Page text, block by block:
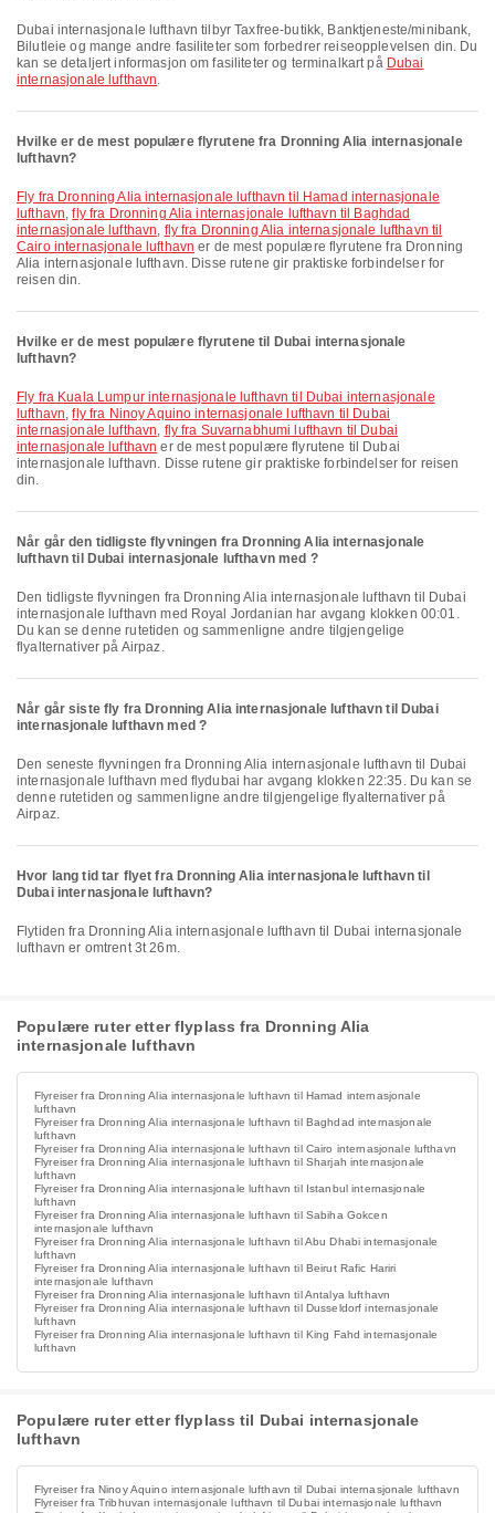
Dubai internasjonale lufthavn tilbyr Taxfree-butikk, Banktjeneste/minibank,
Bilutleie og mange andre fasiliteter som forbedrer reiseopplevelsen din. Du
kan se detaljert informasjon om fasiliteter og terminalkart på Dubai
internasjonale lufthavn.
Hvilke er de mest populære flyrutene fra Dronning Alia internasjonale
lufthavn?
fly fra Dronning Alia internasjonale lufthavn til Hamad internasjonale
lufthavn,fly fra Dronning Alia internasjonale lufthavn til Baghdad
internasjonale lufthavn, fly fra Dronning Alia internasjonale lufthavn til
Cairo internasjonale lufthavn er de mest populære flyrutene fra Dronning
Alia internasjonale lufthavn. Disse rutene gir praktiske forbindelser for
reisen din.
Hvilke er de mest populære flyrutene til Dubai internasjonale
lufthavn?
fly fra Kuala Lumpur internasjonale lufthavn til Dubai internasjonale
lufthavn,fly fra Ninoy Aquino internasjonale lufthavn til Dubai
internasjonale lufthavn, fly fra Suvarnabhumi lufthavn til Dubai
internasjonale lufthavn er de mest populære flyrutene til Dubai
internasjonale lufthavn. Disse rutene gir praktiske forbindelser for reisen
din.
Når går den tidligste flyvningen fra Dronning Alia internasjonale
lufthavn til Dubai internasjonale lufthavn med ?
Den tidligste flyvningen fra Dronning Alia internasjonale lufthavn til Dubai
internasjonale lufthavn med Royal Jordanian har avgang klokken 00:01.
Du kan se denne rutetiden og sammenligne andre tilgjengelige
flyalternativer på Airpaz.
Når går siste fly fra Dronning Alia internasjonale lufthavn til Dubai
internasjonale lufthavn med ?
Den seneste flyvningen fra Dronning Alia internasjonale lufthavn til Dubai
internasjonale lufthavn med flydubai har avgang klokken 22:35. Du kan se
denne rutetiden og sammenligne andre tilgjengelige flyalternativer på
Airpaz.
Hvor lang tid tar flyet fra Dronning Alia internasjonale lufthavn til
Dubai internasjonale lufthavn?
Flytiden fra Dronning Alia internasjonale lufthavn til Dubai internasjonale
lufthavn er omtrent 3t 26m.
Populære ruter etter flyplass fra Dronning Alia
internasjonale lufthavn
Flyreiser fra Dronning Alia internasjonale lufthavn til Hamad internasjonale
lufthavn
Flyreiser fra Dronning Alia internasjonale lufthavn til Baghdad internasjonale
lufthavn
Flyreiser fra Dronning Alia internasjonale lufthavn til Cairo internasjonale lufthavn
Flyreiser fra Dronning Alia internasjonale lufthavn til Sharjah internasjonale
lufthavn
Flyreiser fra Dronning Alia internasjonale lufthavn til Istanbul internasjonale
lufthavn
Flyreiser fra Dronning Alia internasjonale lufthavn til Sabiha Gokcen
internasjonale lufthavn
Flyreiser fra Dronning Alia internasjonale lufthavn til Abu Dhabi internasjonale
lufthavn
Flyreiser fra Dronning Alia internasjonale lufthavn til Beirut Rafic Hariri
internasjonale lufthavn
Flyreiser fra Dronning Alia internasjonale lufthavn til Antalya lufthavn
Flyreiser fra Dronning Alia internasjonale lufthavn til Dusseldorf internasjonale
lufthavn
Flyreiser fra Dronning Alia internasjonale lufthavn til King Fahd internasjonale
lufthavn
Populære ruter etter flyplass til Dubai internasjonale
lufthavn
Flyreiser fra Ninoy Aquino internasjonale lufthavn til Dubai internasjonale lufthavn
Flyreiser fra Tribhuvan internasjonale lufthavn til Dubai internasjonale lufthavn